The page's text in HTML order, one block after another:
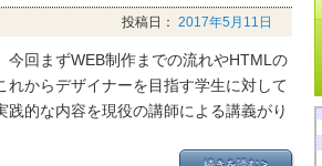
投稿日： 2017年5月11日
今回まずWEB制作までの流れやHTMLの
からデザイナーを目指す学生に対して
的な内容を現役の講師による講義がり